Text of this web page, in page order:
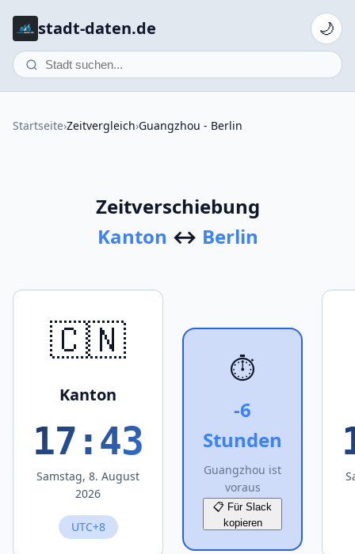
stadt-daten.de 🌙
Startseite›Zeitvergleich›Guangzhou - Berlin
Zeitverschiebung
Kanton ↔ Berlin
🇨🇳
Kanton
17:43
Samstag, 8. August
2026
UTC+8
⏱️
-6
Stunden
Guangzhou ist
voraus
📋 Für Slack
kopieren